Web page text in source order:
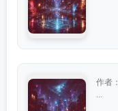
作者：